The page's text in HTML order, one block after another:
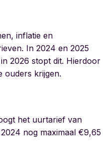
inflatie en
In 2024 en 2025
2026 stopt dit. Hierdoor
ouders krijgen.
het uurtarief van
nog maximaal €9,65